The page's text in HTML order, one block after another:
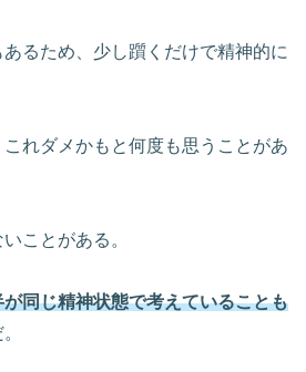
るため、少し躓くだけで精神的に
れダメかもと何度も思うことがあ
ことがある。
同じ精神状態で考えていることも